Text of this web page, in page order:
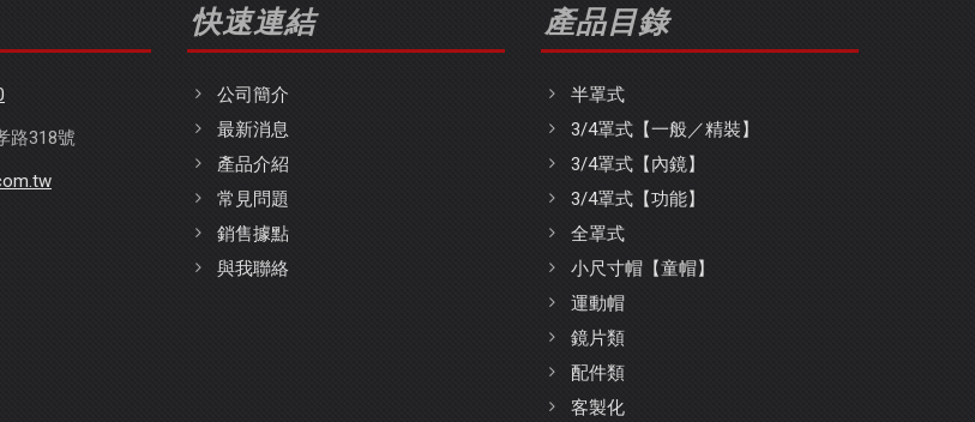
路318號
快速連結
公司簡介
最新消息
產品介紹
常見問題
銷售據點
與我聯絡
產品目錄
半罩式
3/4罩式【一般／精裝】
3/4罩式【內鏡】
3/4罩式【功能】
全罩式
小尺寸帽【童帽】
運動帽
鏡片類
配件類
客製化